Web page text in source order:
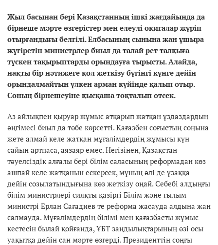
Жыл басынан бері Қазақстанның ішкі жағдайында да
бірнеше мәрте өзгерістер мен елеулі оқиғалар жүріп
отырғандығы белгілі. Елбасының сынына жан ұшыра
жүгіретін министрлер биыл да талай рет талқыға
түскен тақырыптарды орындауға тырысты. Алайда,
нақты бір нәтижеге қол жеткізу бүгінгі күнге дейін
орындалмайтын үлкен арман күйінде қалып отыр.
Соның бірнешеуіне қысқаша тоқталып өтсек.
Аз айлықпен қыруар жұмыс атқарып жатқан ұздаздардың
әңгімесі биыл да төбе көрсетті. Қағазбен соғыстың соңына
жете алмай келе жатқан мұғалімдердің жұмысы күн
сайын артпаса, аязаяр емес. Негізінен, Қазақстан
тәуелсіздік алғалы бері білім саласының реформадан көз
ашпай келе жатқанын ескерсек, мұның әлі де ұзаққа
дейін созылатындығына көз жеткізу оңай. Себебі алдыңғы
білім министрлері сияқты қазіргі Білім және ғылым
министрі Ерлан Сағадиев те реформа жасауда алдына жан
салмауда. Мұғалімдердің білімі мен қағазбасты жұмыс
кестесін былай қойғанда, ҰБТ заңдылықтарының өзі осы
уақытқа дейін сан мәрте өзгерді. Президенттің соңғы